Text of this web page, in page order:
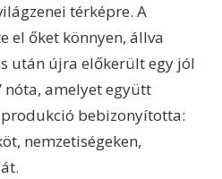
térképre. A
el őket könnyen, állva
után újra előkerült egy jól
nóta, amelyet együtt
produkció bebizonyította:
nemzetiségeken,